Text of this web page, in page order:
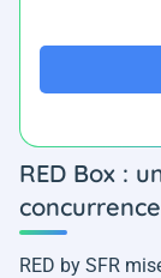
RED Box :
concurrence
RED by SFR